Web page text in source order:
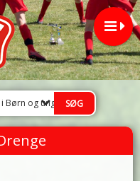
i Børn og ungdom